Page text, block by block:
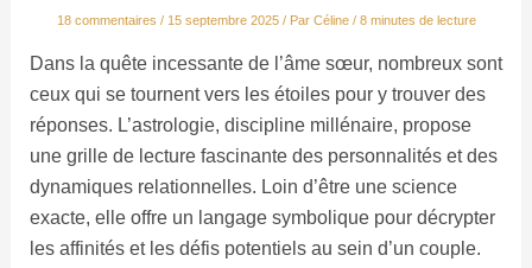
18 commentaires / 15 septembre 2025 / Par Céline / 8 minutes de lecture
Dans la quête incessante de l’âme sœur, nombreux sont
ceux qui se tournent vers les étoiles pour y trouver des
réponses. L’astrologie, discipline millénaire, propose
une grille de lecture fascinante des personnalités et des
dynamiques relationnelles. Loin d’être une science
exacte, elle offre un langage symbolique pour décrypter
les affinités et les défis potentiels au sein d’un couple.